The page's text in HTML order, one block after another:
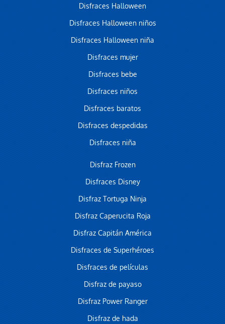
Disfraces Halloween
Disfraces Halloween niños
Disfraces Halloween niña
Disfraces mujer
Disfraces bebe
Disfraces niños
Disfraces baratos
Disfraces despedidas
Disfraces niña
Disfraz Frozen
Disfraces Disney
Disfraz Tortuga Ninja
Disfraz Caperucita Roja
Disfraz Capitán América
Disfraces de Superhéroes
Disfraces de películas
Disfraz de payaso
Disfraz Power Ranger
Disfraz de hada